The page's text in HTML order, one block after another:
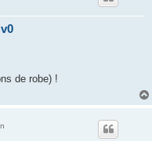
de robe) !